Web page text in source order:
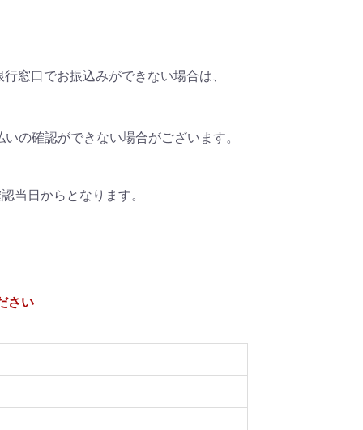
窓口でお振込みができない場合は、
の確認ができない場合がございます。
当日からとなります。
さい